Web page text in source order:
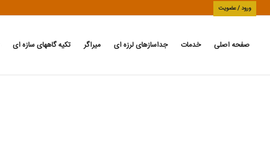
ورود / عضویت
صفحه اصلی خدمات جداسازهای لرزه ای میراگر تکیه گاههای سازه ای